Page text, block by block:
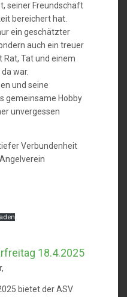
seiner Freundschaft
bereichert hat.
ein geschätzter
auch ein treuer
Rat, Tat und einem
war.
und seine
gemeinsame Hobby
unvergessen
Verbundenheit
18.4.2025
bietet der ASV